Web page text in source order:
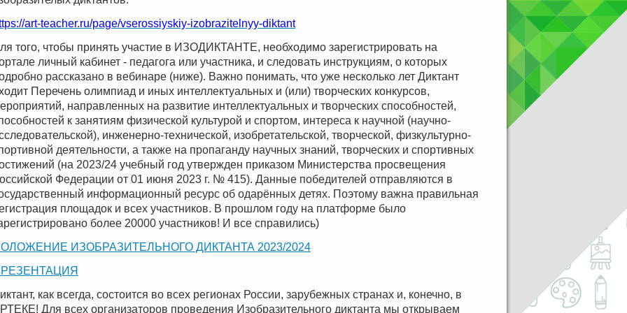
art-teacher.ru/page/vserossiyskiy-izobrazitelnyy-diktant
того, чтобы принять участие в ИЗОДИКТАНТЕ, необходимо зарегистрировать на
личный кабинет - педагога или участника, и следовать инструкциям, о которых
рассказано в вебинаре (ниже). Важно понимать, что уже несколько лет Диктант
Перечень олимпиад и иных интеллектуальных и (или) творческих конкурсов,
направленных на развитие интеллектуальных и творческих способностей,
к занятиям физической культурой и спортом, интереса к научной (научно-
инженерно-технической, изобретательской, творческой, физкультурно-
деятельности, а также на пропаганду научных знаний, творческих и спортивных
(на 2023/24 учебный год утвержден приказом Министерства просвещения
Федерации от 01 июня 2023 г. № 415). Данные победителей отправляются в
информационный ресурс об одарённых детях. Поэтому важна правильная
площадок и всех участников. В прошлом году на платформе было
более 20000 участников! И все справились)
ИЗОБРАЗИТЕЛЬНОГО ДИКТАНТА 2023/2024
как всегда, состоится во всех регионах России, зарубежных странах и, конечно, в
Для всех организаторов проведения Изобразительного диктанта мы открываем